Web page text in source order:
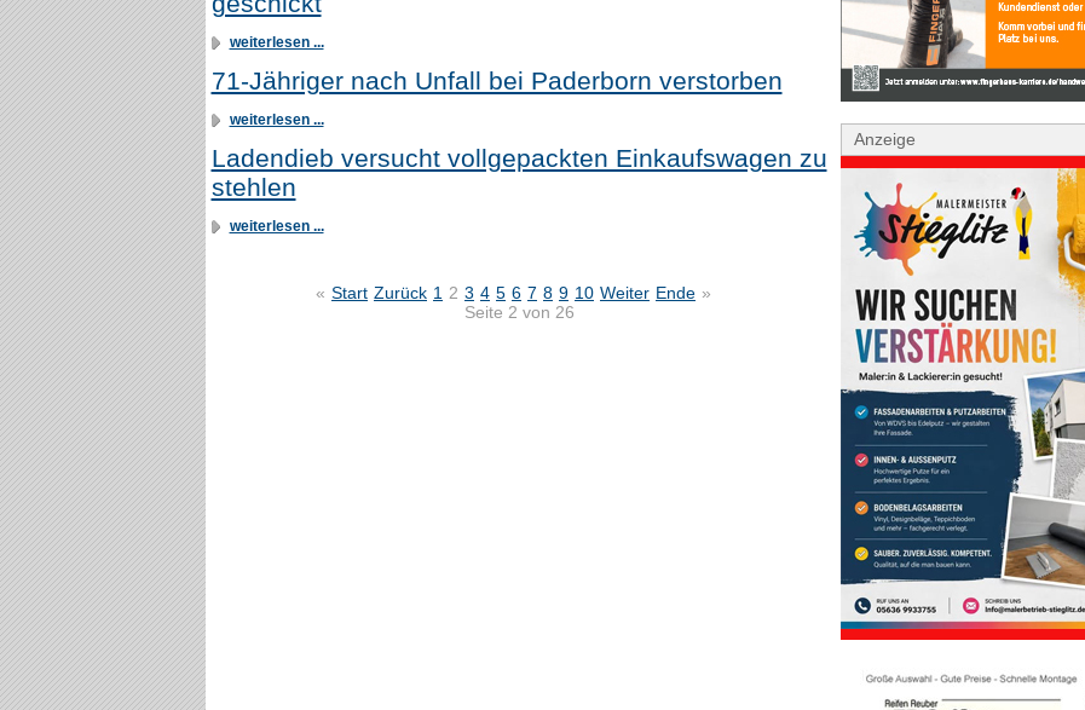
weiterlesen ...
71-Jähriger nach Unfall bei Paderborn verstorben
weiterlesen ...
Ladendieb versucht vollgepackten Einkaufswagen zu
stehlen
weiterlesen ...
« Start Zurück 1 2 3 4 5 6 7 8 9 10 Weiter Ende »
Seite 2 von 26
Anzeige